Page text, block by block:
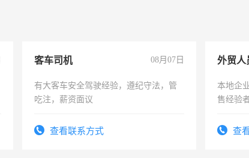
客车司机 08月07日
有大客车安全驾驶经验，遵纪守法，管
吃注，薪资面议
查看联系方式
外贸人
本地企
售经验
查